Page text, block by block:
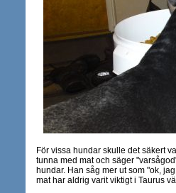
För vissa hundar skulle det säkert
tunna med mat och säger
hundar. Han såg mer ut som "ok,
mat har aldrig varit viktigt i Taurus